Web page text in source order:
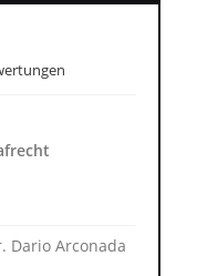
Dario Arconada